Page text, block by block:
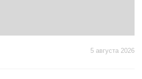
5 августа 2026